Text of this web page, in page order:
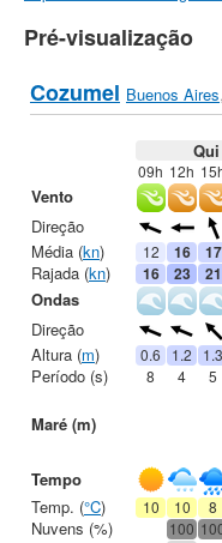
Pré-visualização